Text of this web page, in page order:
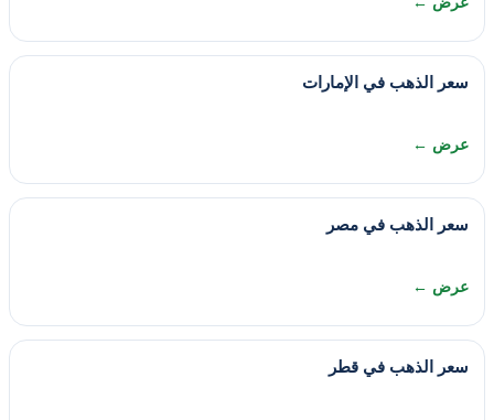
سعر الذهب في الإمارات
عرض ←
سعر الذهب في مصر
عرض ←
سعر الذهب في قطر